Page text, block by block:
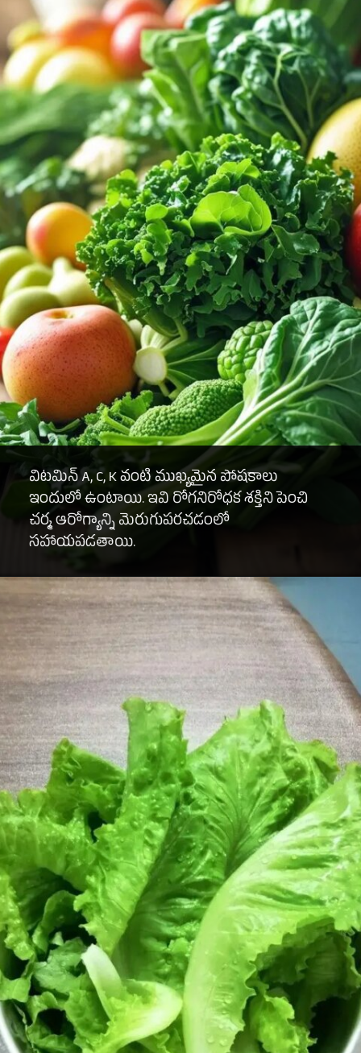
విటమిన్ A, C, K వంటి ముఖ్యమైన పోషకాలు
ఇందులో ఉంటాయి. ఇవి రోగనిరోధక శక్తిని పెంచి
చర్మ ఆరోగ్యాన్ని మెరుగుపరచడంలో
సహాయపడతాయి.